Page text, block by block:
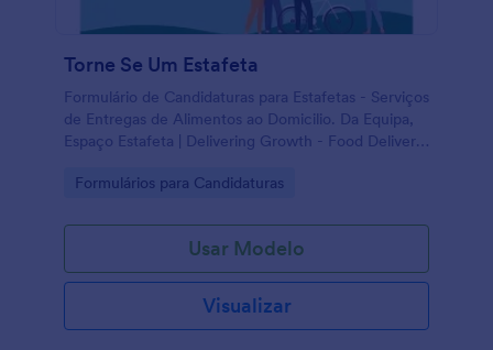
Torne Se Um Estafeta
Formulário de Candidaturas para Estafetas - Serviços
de Entregas de Alimentos ao Domicilio. Da Equipa,
Espaço Estafeta | Delivering Growth - Food Delivery
Go to Category:
Formulários para Candidaturas
Usar Modelo
Visualizar